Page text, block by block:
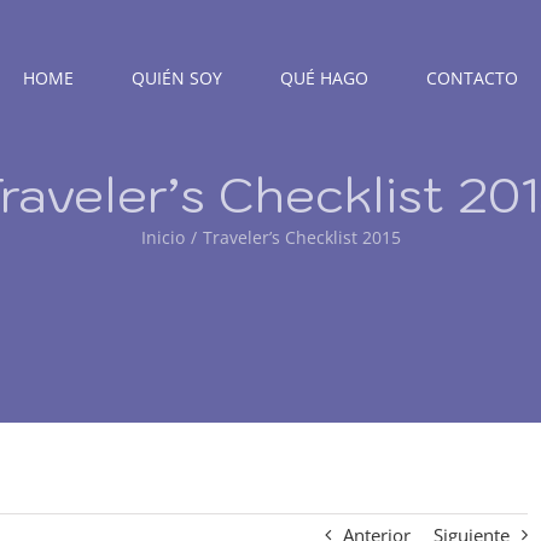
HOME QUIÉN SOY QUÉ HAGO CONTACTO
Checklist
Inicio Traveler’s Checklist 2015
Anterior Siguiente